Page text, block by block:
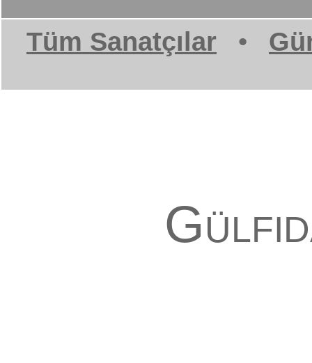
Tüm Sanatçılar •